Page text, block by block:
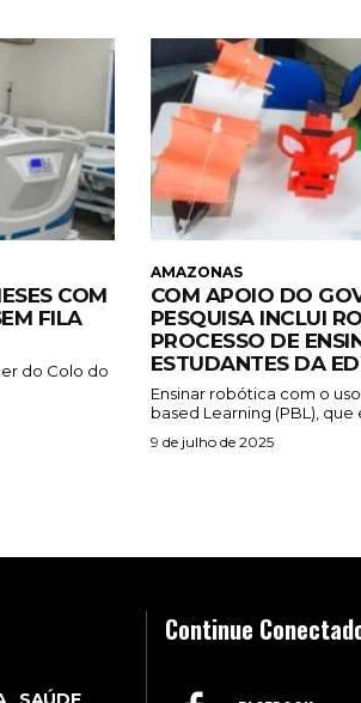
COM
FILA
do Colo do
AMAZONAS
COM APOIO DO
PESQUISA INCLUI
PROCESSO DE
ESTUDANTES DA
Ensinar robótica com o
based Learning (PBL), que
9 de julho de 2025
Continue